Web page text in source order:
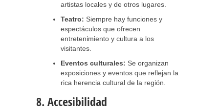
artistas locales y de otros lugares.
Teatro: Siempre hay funciones y
espectáculos que ofrecen
entretenimiento y cultura a los
visitantes.
Eventos culturales: Se organizan
exposiciones y eventos que reflejan la
rica herencia cultural de la región.
8. Accesibilidad